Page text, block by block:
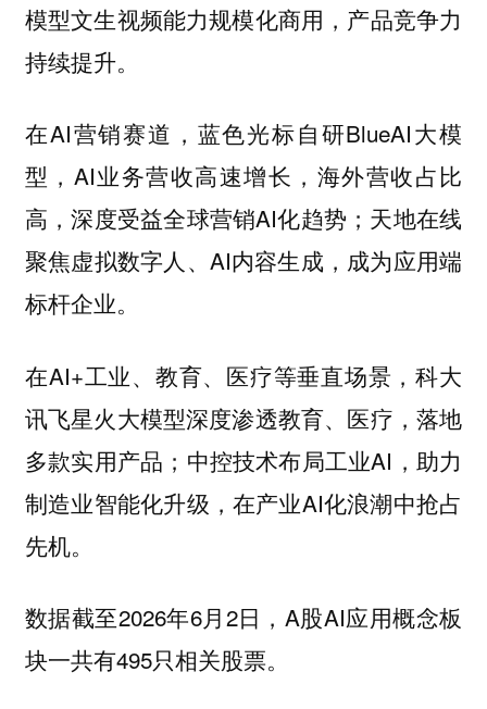
模型文生视频能力规模化商用，产品竞争力
持续提升。
在AI营销赛道，蓝色光标自研BlueAI大模
型，AI业务营收高速增长，海外营收占比
高，深度受益全球营销AI化趋势；天地在线
聚焦虚拟数字人、AI内容生成，成为应用端
标杆企业。
在AI+工业、教育、医疗等垂直场景，科大
讯飞星火大模型深度渗透教育、医疗，落地
多款实用产品；中控技术布局工业AI，助力
制造业智能化升级，在产业AI化浪潮中抢占
先机。
数据截至2026年6月2日，A股AI应用概念板
块一共有495只相关股票。